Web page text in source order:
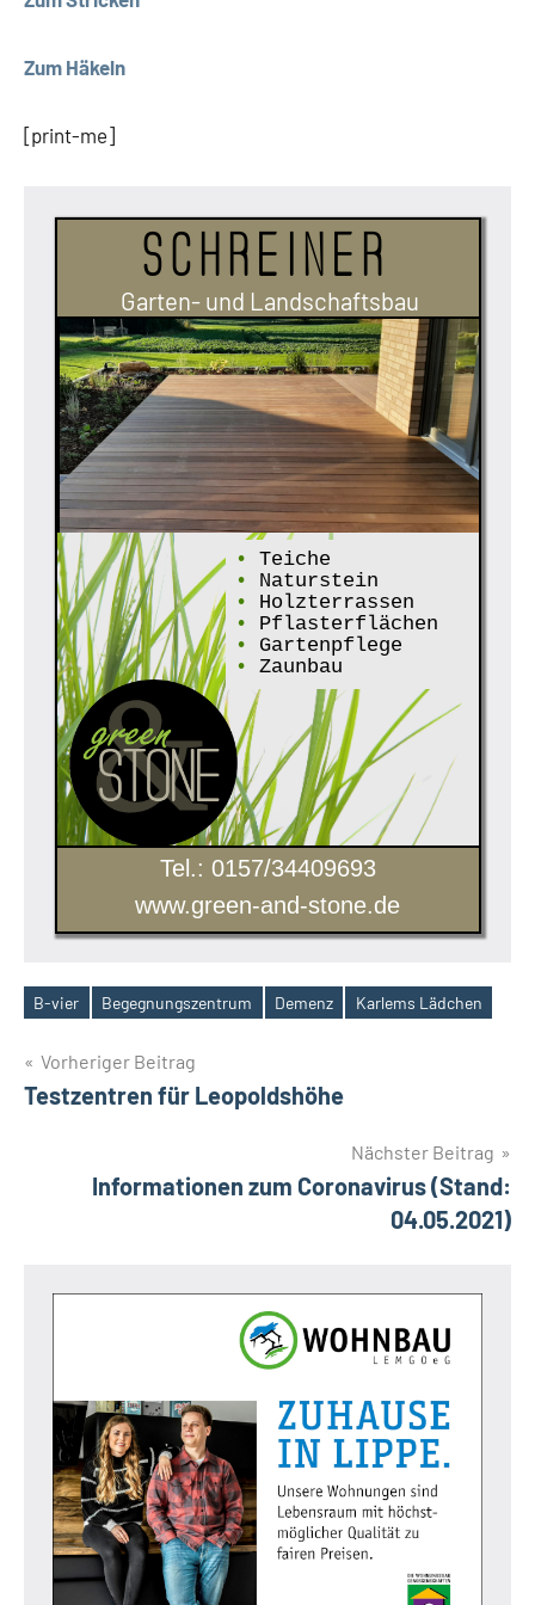
Zum Häkeln
[print-me]
Schreiner
Garten- und Landschaftsbau
•
Teiche
•
Naturstein
•
Holzterrassen
•
Pflasterflächen
•
Gartenpflege
•
Zaunbau
Tel.: 0157/34409693
www.green-and-stone.de
Schlagwörter
B-vier Begegnungszentrum Demenz Karlems Lädchen
Beitragsnavigation
Vorheriger Beitrag
Testzentren für Leopoldshöhe
Nächster Beitrag
Informationen zum Coronavirus (Stand:
04.05.2021)